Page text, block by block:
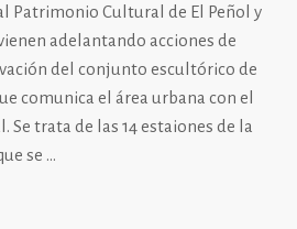
Patrimonio Cultural de El Peñol y
adelantando acciones de
del conjunto escultórico de
comunica el área urbana con el
trata de las 14 estaiones de la
se ...